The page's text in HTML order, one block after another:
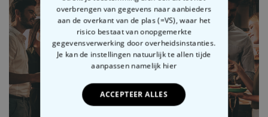
overbrengen van gegevens naar aanbieders
aan de overkant van de plas (=VS), waar het
risico bestaat van onopgemerkte
gegevensverwerking door overheidsinstanties.
Je kan de instellingen natuurlijk te allen tijde
aanpassen namelijk hier
ACCEPTEER ALLES